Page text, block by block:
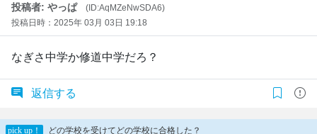
投稿者: やっぱ
(ID:AqMZeNwSDA6)
投稿日時：2025年 03月 03日 19:18
なぎさ中学か修道中学だろ？
返信する